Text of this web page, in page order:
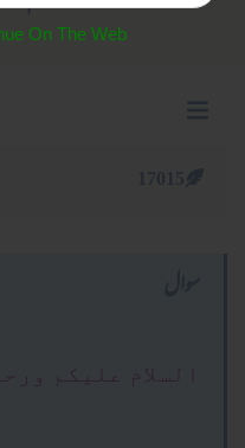
السلام عليكم
On The Web